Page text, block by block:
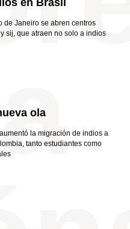
de Janeiro se abren centros
sij, que atraen no solo a indios
ola
la migración de indios a
tanto estudiantes como